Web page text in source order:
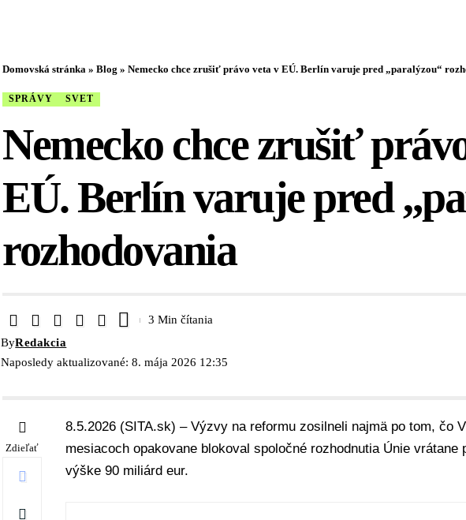
Domovská stránka » Blog » Nemecko chce zrušiť právo veta v EÚ. Berlín varuje pred „paralýzou“
SPRÁVY SVET
Nemecko chce zrušiť
EÚ. Berlín varuje pred
rozhodovania
Naposledy aktualizované: 8. mája 2026 12:35
ByRedakcia
3 Min čítania
Zdieľať
8.5.2026 (SITA.sk) – Výzvy na reformu zosilneli najmä po tom, čo
mesiacoch opakovane blokoval spoločné rozhodnutia Únie
výške 90 miliárd eur.